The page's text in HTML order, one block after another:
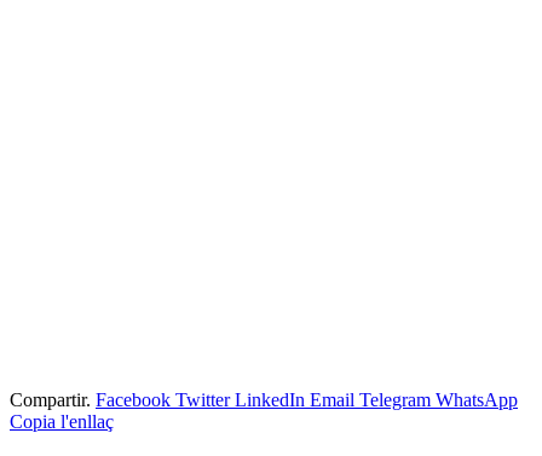
Compartir. Facebook Twitter LinkedIn Email Telegram WhatsApp
Copia l'enllaç